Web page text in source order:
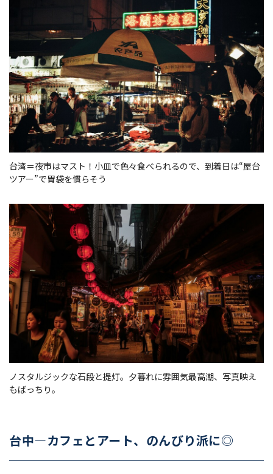
台湾＝夜市はマスト！小皿で色々食べられるので、到着日は“屋台
ツアー”で胃袋を慣らそう
ノスタルジックな石段と提灯。夕暮れに雰囲気最高潮、写真映え
もばっちり。
台中—カフェとアート、のんびり派に◎